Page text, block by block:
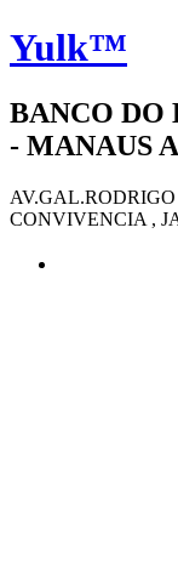
Yulk™
BANCO DO
- MANAUS
CONVIVENCIA ,